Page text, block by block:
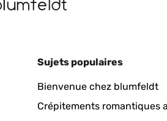
Sujets populaires
Bienvenue chez blumfeldt
Crépitements romantiques